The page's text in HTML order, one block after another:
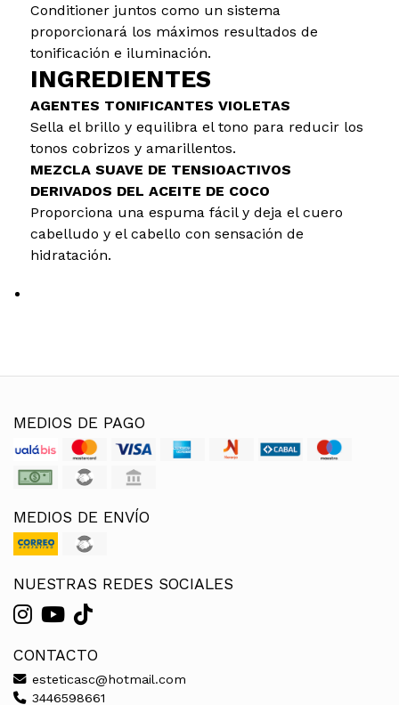
Conditioner juntos como un sistema
proporcionará los máximos resultados de
tonificación e iluminación.
INGREDIENTES
AGENTES TONIFICANTES VIOLETAS
Sella el brillo y equilibra el tono para reducir los
tonos cobrizos y amarillentos.
MEZCLA SUAVE DE TENSIOACTIVOS
DERIVADOS DEL ACEITE DE COCO
Proporciona una espuma fácil y deja el cuero
cabelludo y el cabello con sensación de
hidratación.
MEDIOS DE PAGO
MEDIOS DE ENVÍO
NUESTRAS REDES SOCIALES
CONTACTO
esteticasc@hotmail.com
3446598661